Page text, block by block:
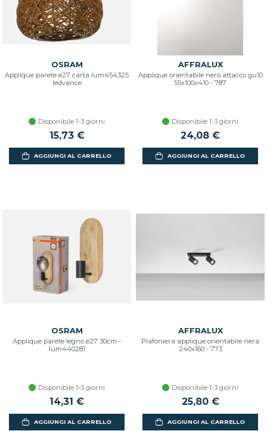
OSRAM
Applique parete e27 carta lum454325
ledvance
Disponibile 1-3 giorni
15,73 €
AGGIUNGI AL CARRELLO
AFFRALUX
Applique orientabile nero attacco gu10
55x100x410 - 787
Disponibile 1-3 giorni
24,08 €
AGGIUNGI AL CARRELLO
OSRAM
Applique parete legno e27 30cm -
lum440281
Disponibile 1-3 giorni
14,31 €
AGGIUNGI AL CARRELLO
AFFRALUX
Plafoniera applique orientabile nera
240x160 - 773
Disponibile 1-3 giorni
25,80 €
AGGIUNGI AL CARRELLO